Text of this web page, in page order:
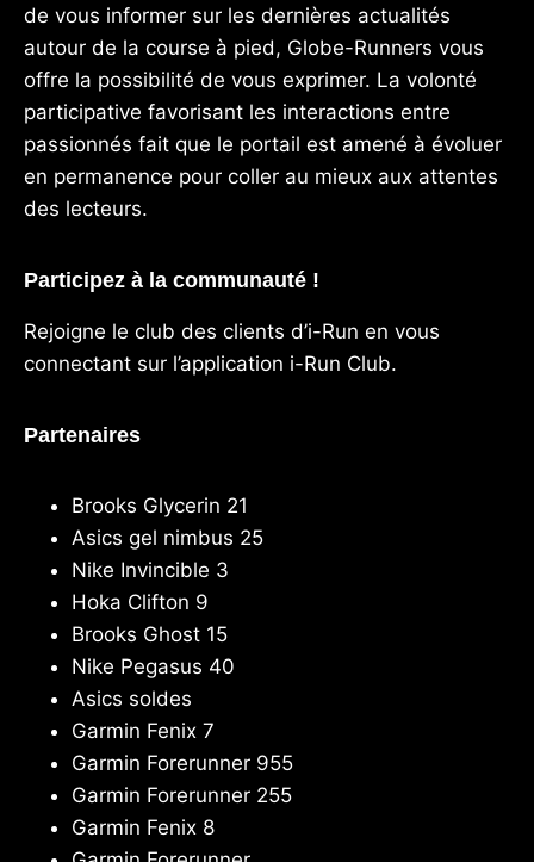
de vous informer sur les dernières actualités
autour de la course à pied, Globe-Runners vous
offre la possibilité de vous exprimer. La volonté
participative favorisant les interactions entre
passionnés fait que le portail est amené à évoluer
en permanence pour coller au mieux aux attentes
des lecteurs.
Participez à la communauté !
Rejoigne le club des clients d’i-Run en vous
connectant sur l’application i-Run Club.
Partenaires
Brooks Glycerin 21
Asics gel nimbus 25
Nike Invincible 3
Hoka Clifton 9
Brooks Ghost 15
Nike Pegasus 40
Asics soldes
Garmin Fenix 7
Garmin Forerunner 955
Garmin Forerunner 255
Garmin Fenix 8